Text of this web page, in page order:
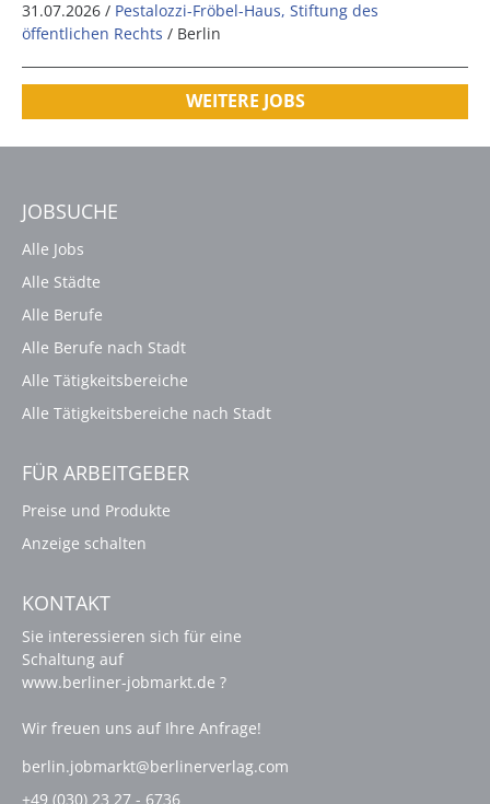
31.07.2026 / Pestalozzi-Fröbel-Haus, Stiftung des
öffentlichen Rechts / Berlin
WEITERE JOBS
JOBSUCHE
Alle Jobs
Alle Städte
Alle Berufe
Alle Berufe nach Stadt
Alle Tätigkeitsbereiche
Alle Tätigkeitsbereiche nach Stadt
FÜR ARBEITGEBER
Preise und Produkte
Anzeige schalten
KONTAKT
Sie interessieren sich für eine
Schaltung auf
www.berliner-jobmarkt.de ?
Wir freuen uns auf Ihre Anfrage!
berlin.jobmarkt@berlinerverlag.com
+49 (030) 23 27 - 6736